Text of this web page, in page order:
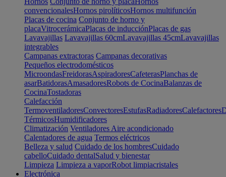
convencionalesHornos pirolíticosHornos multifunción
Placas de cocina Conjunto de horno y
placaVitrocerámicaPlacas de inducciónPlacas de gas
Lavavajillas Lavavajillas 60cmLavavajillas 45cmLavavajillas
integrables
Campanas extractoras Campanas decorativas
Pequeños electrodomésticos
MicroondasFreidorasAspiradoresCafeterasPlanchas de
asarBatidorasAmasadoresRobots de CocinaBalanzas de
CocinaTostadoras
Calefacción
TermoventiladoresConvectoresEstufasRadiadoresCalefactores
TérmicosHumidificadores
Climatización Ventiladores Aire acondicionado
Calentadores de agua Termos eléctricos
Belleza y salud Cuidado de los hombresCuidado
cabelloCuidado dentalSalud y bienestar
Limpieza Limpieza a vaporRobot limpiacristales
Electrónica